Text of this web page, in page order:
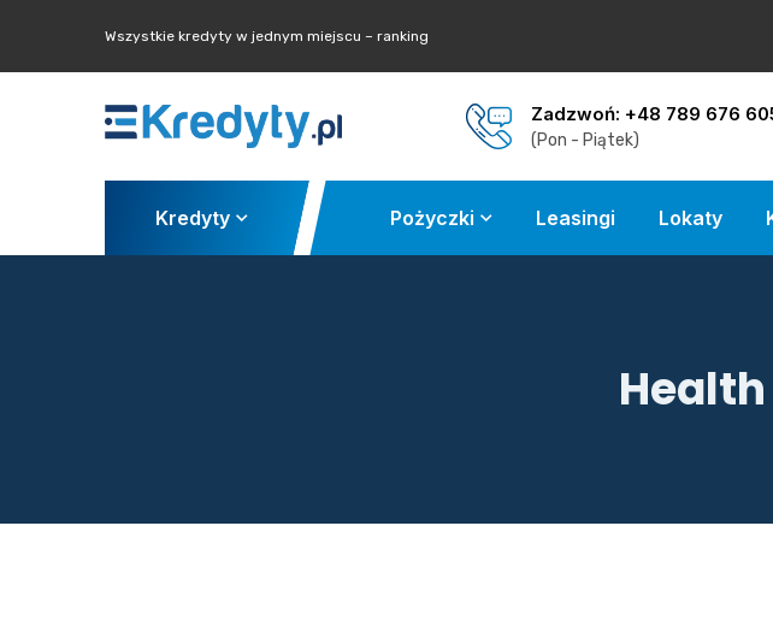
Wszystkie kredyty w jednym miejscu – ranking
Zadzwoń: +48 789 676
(Pon - Piątek)
Kredyty Pożyczki Leasingi Lokaty